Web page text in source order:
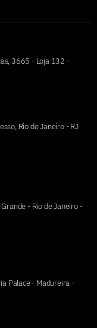
3665 - Loja 132 -
Rio de Janeiro - RJ
- Rio de Janeiro -
Palace - Madureira -